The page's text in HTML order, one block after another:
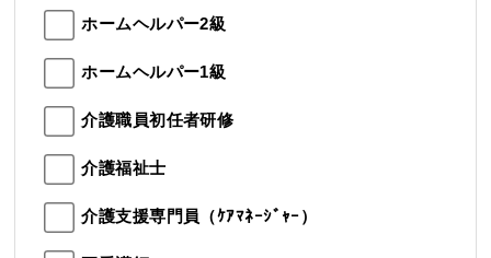
ホームヘルパー2級
ホームヘルパー1級
介護職員初任者研修
介護福祉士
介護支援専門員（ｹｱﾏﾈｰｼﾞｬｰ）